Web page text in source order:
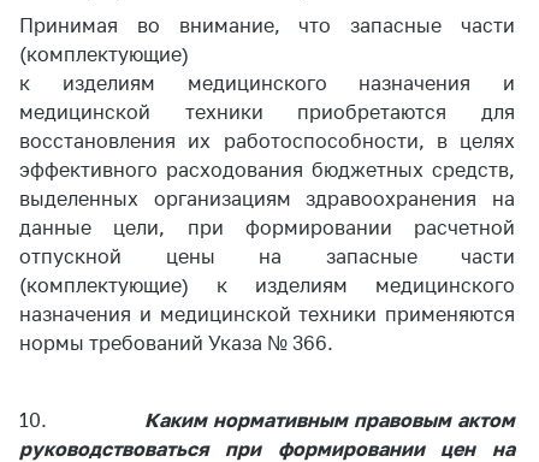
Принимая во внимание, что запасные части
(комплектующие)
к изделиям медицинского назначения и
медицинской техники приобретаются для
восстановления их работоспособности, в целях
эффективного расходования бюджетных средств,
выделенных организациям здравоохранения на
данные цели, при формировании расчетной
отпускной цены на запасные части
(комплектующие) к изделиям медицинского
назначения и медицинской техники применяются
нормы требований Указа № 366.
10.
Каким нормативным правовым актом
руководствоваться при формировании цен на